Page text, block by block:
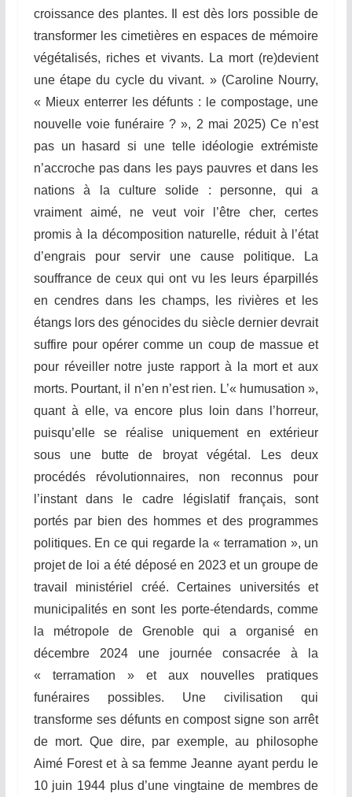
croissance des plantes. Il est dès lors possible de
transformer les cimetières en espaces de mémoire
végétalisés, riches et vivants. La mort (re)devient
une étape du cycle du vivant. » (Caroline Nourry,
« Mieux enterrer les défunts : le compostage, une
nouvelle voie funéraire ? », 2 mai 2025) Ce n’est
pas un hasard si une telle idéologie extrémiste
n’accroche pas dans les pays pauvres et dans les
nations à la culture solide : personne, qui a
vraiment aimé, ne veut voir l’être cher, certes
promis à la décomposition naturelle, réduit à l’état
d’engrais pour servir une cause politique. La
souffrance de ceux qui ont vu les leurs éparpillés
en cendres dans les champs, les rivières et les
étangs lors des génocides du siècle dernier devrait
suffire pour opérer comme un coup de massue et
pour réveiller notre juste rapport à la mort et aux
morts. Pourtant, il n’en n’est rien. L’« humusation »,
quant à elle, va encore plus loin dans l’horreur,
puisqu’elle se réalise uniquement en extérieur
sous une butte de broyat végétal. Les deux
procédés révolutionnaires, non reconnus pour
l’instant dans le cadre législatif français, sont
portés par bien des hommes et des programmes
politiques. En ce qui regarde la « terramation », un
projet de loi a été déposé en 2023 et un groupe de
travail ministériel créé. Certaines universités et
municipalités en sont les porte-étendards, comme
la métropole de Grenoble qui a organisé en
décembre 2024 une journée consacrée à la
« terramation » et aux nouvelles pratiques
funéraires possibles. Une civilisation qui
transforme ses défunts en compost signe son arrêt
de mort. Que dire, par exemple, au philosophe
Aimé Forest et à sa femme Jeanne ayant perdu le
10 juin 1944 plus d’une vingtaine de membres de